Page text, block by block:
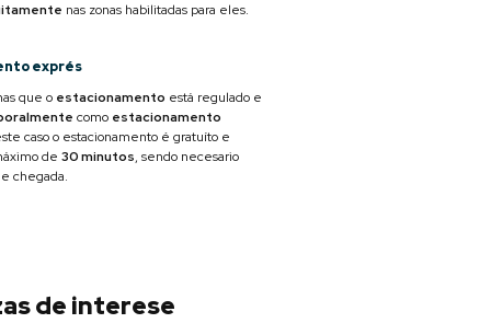
nas zonas habilitadas para eles.
exprés
que o estacionamento está regulado e
como estacionamento
caso o estacionamento é gratuíto e
de 30 minutos, sendo necesario
chegada.
de interese